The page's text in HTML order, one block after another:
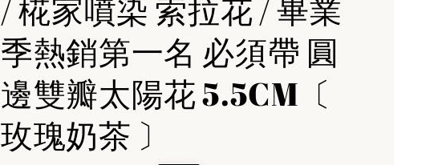
/ 椛家噴染 索拉花 / 畢業
季熱銷第一名 必須帶 圓
邊雙瓣太陽花 5.5CM〔
玫瑰奶茶 〕